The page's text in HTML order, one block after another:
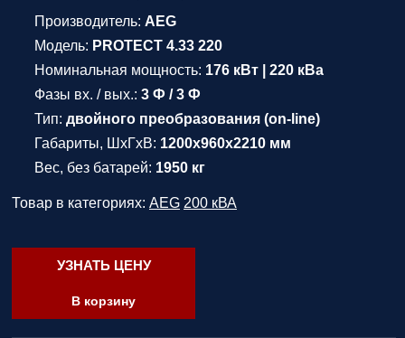
Производитель: AEG
Модель: PROTECT 4.33 220
Номинальная мощность: 176 кВт | 220 кВа
Фазы вх. / вых.: 3 Ф / 3 Ф
Тип: двойного преобразования (on-line)
Габариты, ШхГхВ: 1200х960х2210 мм
Вес, без батарей: 1950 кг
Товар в категориях: AEG 200 кВА
УЗНАТЬ ЦЕНУ
В корзину